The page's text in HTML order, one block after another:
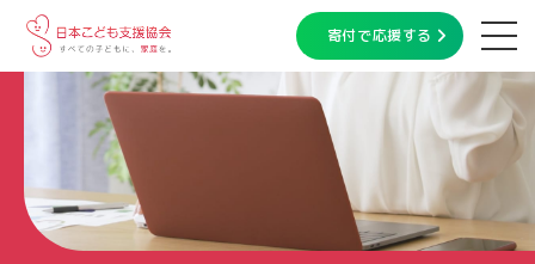
寄付で応援する